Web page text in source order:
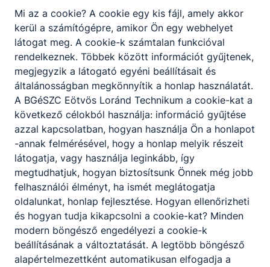
Letöltés
Partnereink
Mi az a cookie? A cookie egy kis fájl, amely akkor
kerül a számítógépre, amikor Ön egy webhelyet
látogat meg. A cookie-k számtalan funkcióval
rendelkeznek. Többek között információt gyűjtenek,
megjegyzik a látogató egyéni beállításait és
általánosságban megkönnyítik a honlap használatát.
A BGéSZC Eötvös Loránd Technikum a cookie-kat a
következő célokból használja: információ gyűjtése
azzal kapcsolatban, hogyan használja Ön a honlapot
-annak felmérésével, hogy a honlap melyik részeit
látogatja, vagy használja leginkább, így
megtudhatjuk, hogyan biztosítsunk Önnek még jobb
felhasználói élményt, ha ismét meglátogatja
oldalunkat, honlap fejlesztése. Hogyan ellenőrizheti
és hogyan tudja kikapcsolni a cookie-kat? Minden
modern böngésző engedélyezi a cookie-k
beállításának a változtatását. A legtöbb böngésző
alapértelmezettként automatikusan elfogadja a